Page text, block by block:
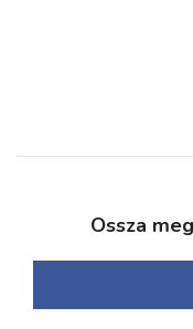
Ossza